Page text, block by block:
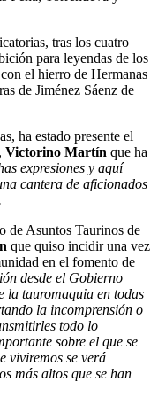
tras los cuatro
para leyendas de los
el hierro de Hermanas
de Jiménez Sáenz de
ha estado presente el
Victorino Martín que ha
expresiones y aquí
cantera de aficionados
de Asuntos Taurinos de
que quiso incidir una vez
en el fomento de
desde el Gobierno
la tauromaquia en todas
la incomprensión o
todo lo
sobre el que se
viviremos se verá
más altos que se han